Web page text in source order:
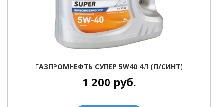
ГАЗПРОМНЕФТЬ СУПЕР 5W40 4Л (П/СИНТ)
1 200 руб.